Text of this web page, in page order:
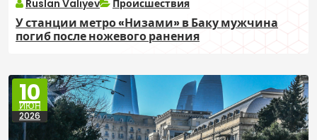
Ruslan Valiyev Происшествия
У станции метро «Низами» в Баку мужчина
погиб после ножевого ранения
10
ИЮН
2026